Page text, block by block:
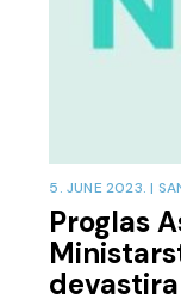
Proglas
5. JUNE 2023. |